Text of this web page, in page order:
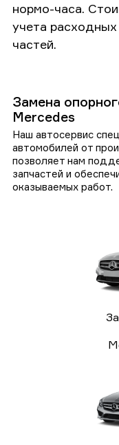
нормо-часа.
учета
частей.
Замена
Mercedes
Наш автосервис
автомобилей от
позволяет нам
запчастей и
оказываемых работ.